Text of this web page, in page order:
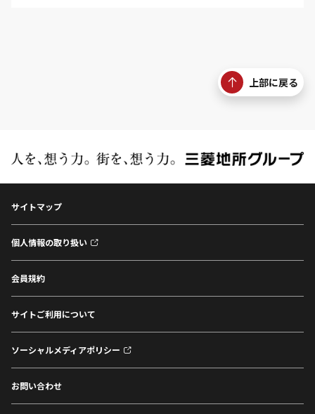
上部に戻る
サイトマップ
個人情報の取り扱い
会員規約
サイトご利用について
ソーシャルメディアポリシー
お問い合わせ